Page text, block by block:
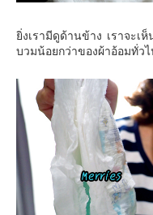
ยิ่งเรามีดูด้านข้าง เราจะเ
บวมน้อยกว่าของผ้าอ้อมทั่ว